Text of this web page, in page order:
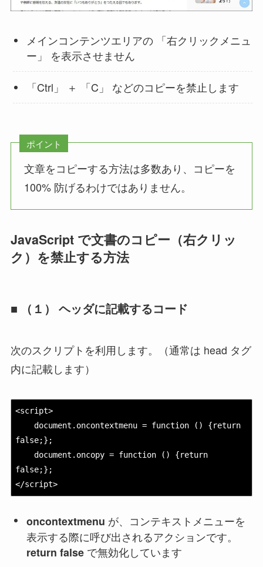
メインコンテンツエリアの 「右クリックメニュ
ー」 を表示させません
「Ctrl」 ＋ 「C」 などのコピーを禁止します
ポイント
文章をコピーする方法は多数あり、コピーを
100% 防げるわけではありません。
JavaScript で文書のコピー（右クリッ
ク）を禁止する方法
■ （１） ヘッダに記載するコード
次のスクリプトを利用します。（通常は head タグ
内に記載します）
<script>
false;};
false;};
</script>
oncontextmenu が、コンテキストメニューを
表示する際に呼び出されるアクションです。
return falseで無効化しています